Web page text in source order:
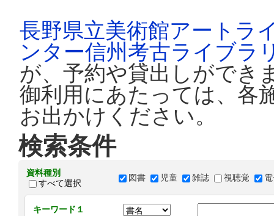
長野県立美術館アートラ
ンター信州考古ライブラ
が、予約や貸出しができ
御利用にあたっては、各
お出かけください。
検索条件
資料種別
すべて選択
図書 児童 雑誌 視聴覚
キーワード１